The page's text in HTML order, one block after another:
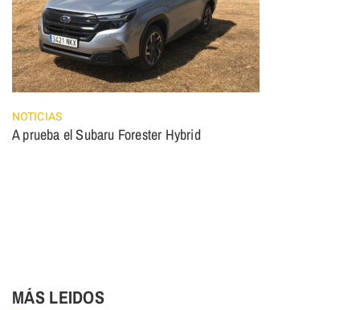
NOTICIAS
A prueba el Subaru Forester Hybrid
MÁS LEIDOS